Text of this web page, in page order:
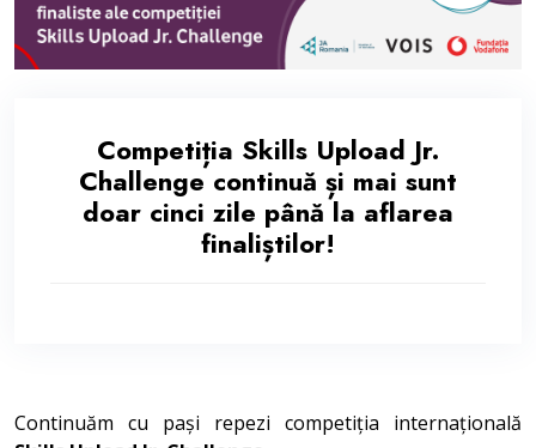
Competiția Skills Upload Jr.
Challenge continuă și mai sunt
doar cinci zile până la aflarea
finaliștilor!
Continuăm cu pași repezi competiția internațională